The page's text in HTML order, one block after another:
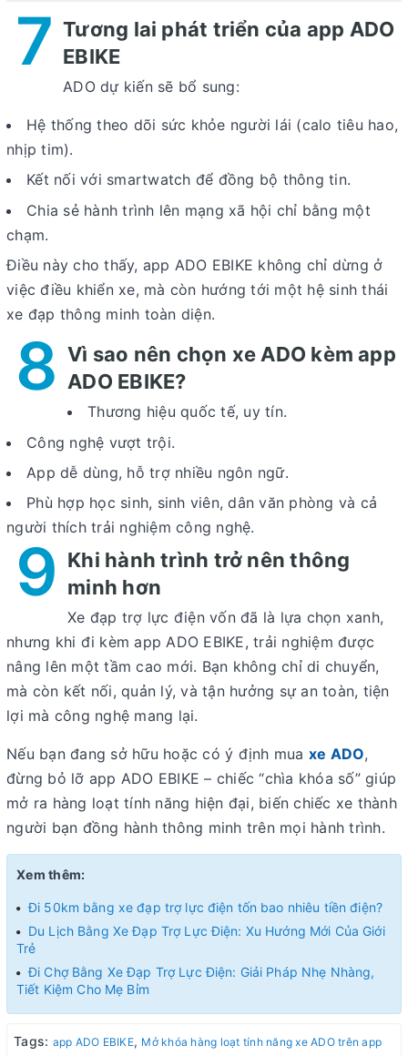
7 Tương lai phát triển của app ADO
EBIKE
ADO dự kiến sẽ bổ sung:
Hệ thống theo dõi sức khỏe người lái (calo tiêu hao,
nhịp tim).
Kết nối với smartwatch để đồng bộ thông tin.
Chia sẻ hành trình lên mạng xã hội chỉ bằng một
chạm.
Điều này cho thấy, app ADO EBIKE không chỉ dừng ở
việc điều khiển xe, mà còn hướng tới một hệ sinh thái
xe đạp thông minh toàn diện.
8 Vì sao nên chọn xe ADO kèm app
ADO EBIKE?
Thương hiệu quốc tế, uy tín.
Công nghệ vượt trội.
App dễ dùng, hỗ trợ nhiều ngôn ngữ.
Phù hợp học sinh, sinh viên, dân văn phòng và cả
người thích trải nghiệm công nghệ.
9 Khi hành trình trở nên thông
minh hơn
Xe đạp trợ lực điện vốn đã là lựa chọn xanh,
nhưng khi đi kèmapp ADO EBIKE, trải nghiệm được
nâng lên một tầm cao mới. Bạn không chỉ di chuyển,
mà còn kết nối, quản lý, và tận hưởng sự an toàn, tiện
lợi mà công nghệ mang lại.
Nếu bạn đang sở hữu hoặc có ý định mua xe ADO,
đừng bỏ lỡ app ADO EBIKE – chiếc “chìa khóa số” giúp
mở ra hàng loạt tính năng hiện đại, biến chiếc xe thành
người bạn đồng hành thông minh trên mọi hành trình.
Xem thêm:
Đi 50km bằng xe đạp trợ lực điện tốn bao nhiêu tiền điện?
Du Lịch Bằng Xe Đạp Trợ Lực Điện: Xu Hướng Mới Của Giới
Trẻ
Đi Chợ Bằng Xe Đạp Trợ Lực Điện: Giải Pháp Nhẹ Nhàng,
Tiết Kiệm Cho Mẹ Bỉm
Tags: app ADO EBIKE, Mở khóa hàng loạt tính năng xe ADO trên app